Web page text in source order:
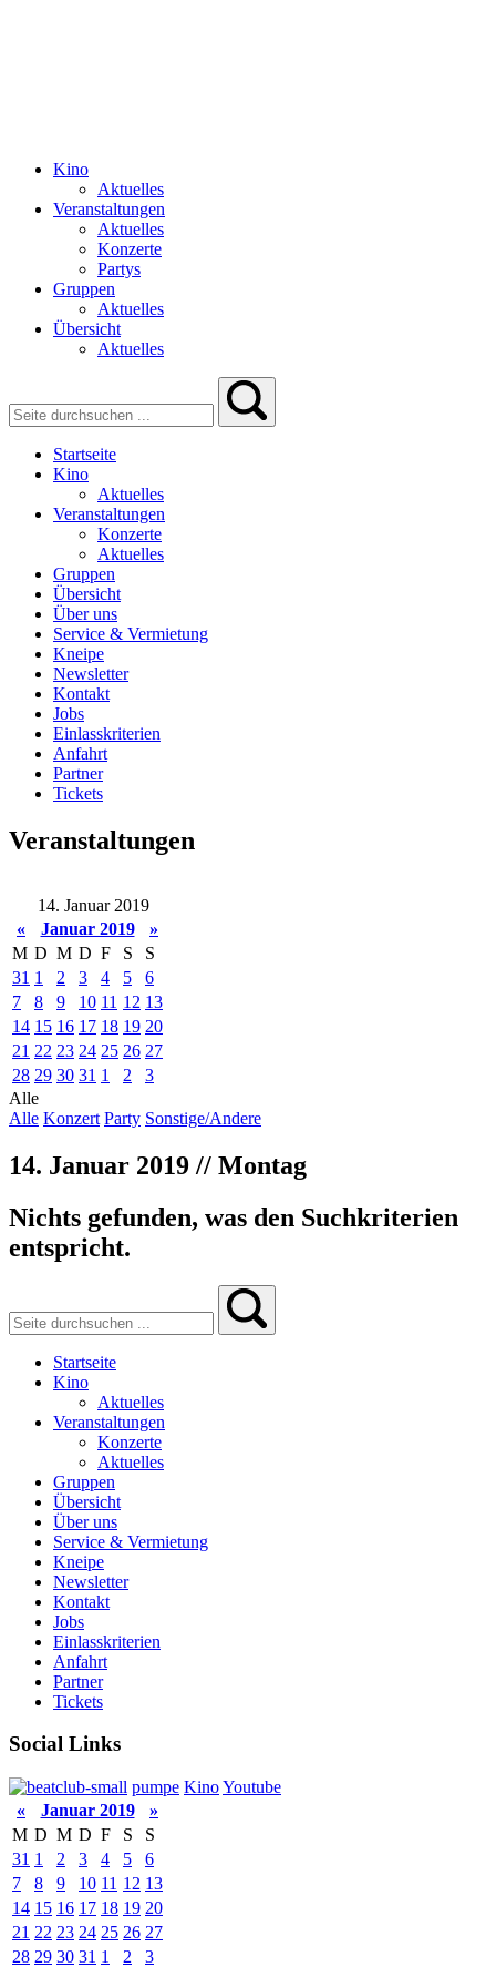
Kino
Aktuelles
Veranstaltungen
Aktuelles
Konzerte
Partys
Gruppen
Aktuelles
Übersicht
Aktuelles
Startseite
Kino
Aktuelles
Veranstaltungen
Konzerte
Aktuelles
Gruppen
Übersicht
Über uns
Service & Vermietung
Kneipe
Newsletter
Kontakt
Jobs
Einlasskriterien
Anfahrt
Partner
Tickets
Veranstaltungen
14. Januar 2019
«
Januar 2019
»
M D M D F S
S
31 1 2 3 4 5
6
7
8 9 10 11 12 13
14 15 16 17 18 19 20
21 22 23 24 25 26 27
28 29 30 31 1 2
3
Alle
Alle Konzert Party Sonstige/Andere
14. Januar 2019 // Montag
Nichts gefunden, was den Suchkriterien
entspricht.
Startseite
Kino
Aktuelles
Veranstaltungen
Konzerte
Aktuelles
Gruppen
Übersicht
Über uns
Service & Vermietung
Kneipe
Newsletter
Kontakt
Jobs
Einlasskriterien
Anfahrt
Partner
Tickets
Social Links
pumpe KinoYoutube
«
Januar 2019
»
M D M D F S
S
31 1 2 3 4 5
6
7
8 9 10 11 12 13
14 15 16 17 18 19 20
21 22 23 24 25 26 27
28 29 30 31 1 2 3